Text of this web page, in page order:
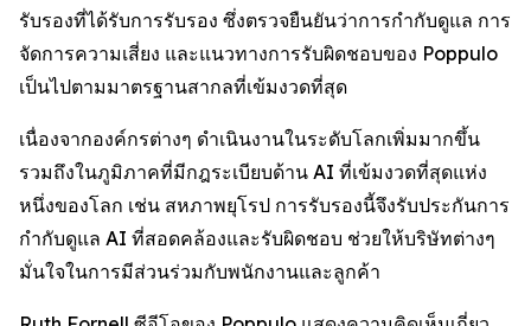
รับรองที่ได้รับการรับรอง ซึ่งตรวจยืนยันว่าการกำกับดูแล การ
จัดการความเสี่ยง และแนวทางการรับผิดชอบของ Poppulo
เป็นไปตามมาตรฐานสากลที่เข้มงวดที่สุด
เนื่องจากองค์กรต่างๆ ดำเนินงานในระดับโลกเพิ่มมากขึ้น
รวมถึงในภูมิภาคที่มีกฎระเบียบด้าน AI ที่เข้มงวดที่สุดแห่ง
หนึ่งของโลก เช่น สหภาพยุโรป การรับรองนี้จึงรับประกันการ
กำกับดูแล AI ที่สอดคล้องและรับผิดชอบ ช่วยให้บริษัทต่างๆ
มั่นใจในการมีส่วนร่วมกับพนักงานและลูกค้า